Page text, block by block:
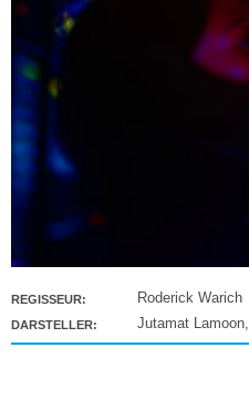
REGISSEUR: Roderick Warich
DARSTELLER: Jutamat Lamoon,